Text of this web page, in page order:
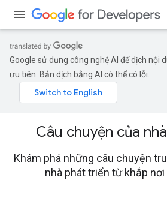
Google sử dụng công nghệ AI để dịch nội
ưu tiên. Bản dịch bằng AI có thể có lỗi.
Câu chuyện của
Khám phá những câu chuyện
nhà phát triển từ khắp